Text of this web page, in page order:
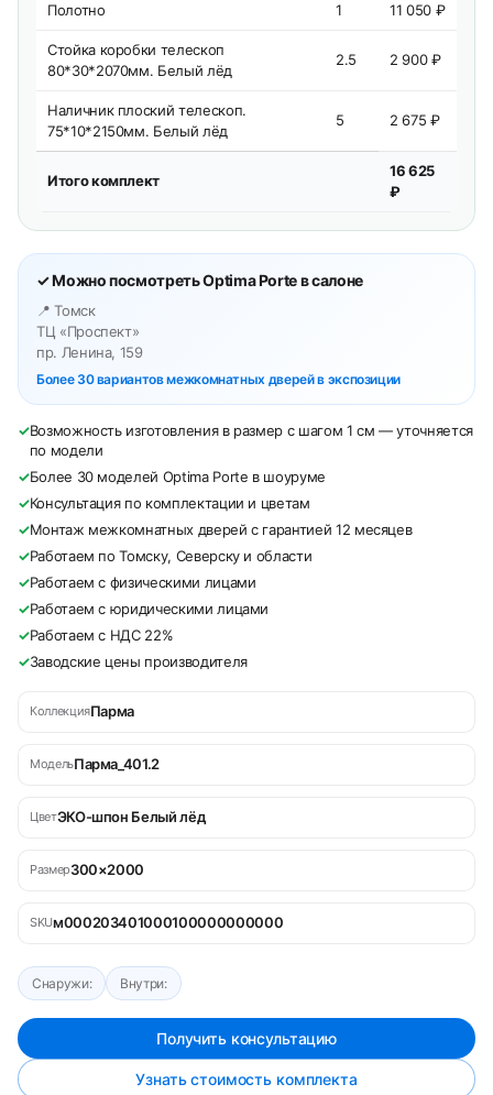
Полотно 1 11 050 ₽
Стойка коробки телескоп
80*30*2070мм. Белый лёд
2.5 2 900 ₽
Наличник плоский телескоп.
75*10*2150мм. Белый лёд
5 2 675 ₽
Итого комплект
16 625
₽
✓ Можно посмотреть Optima Porte в салоне
📍 Томск
ТЦ «Проспект»
пр. Ленина, 159
Более 30 вариантов межкомнатных дверей в экспозиции
✓Возможность изготовления в размер с шагом 1 см — уточняется
по модели
✓Более 30 моделей Optima Porte в шоуруме
✓Консультация по комплектации и цветам
✓Монтаж межкомнатных дверей с гарантией 12 месяцев
✓Работаем по Томску, Северску и области
✓Работаем с физическими лицами
✓Работаем с юридическими лицами
✓Работаем с НДС 22%
✓Заводские цены производителя
КоллекцияПарма
МодельПарма_401.2
ЦветЭКО-шпон Белый лёд
Размер300×2000
SKUм000203401000100000000000
Снаружи: Внутри:
Получить консультацию
Узнать стоимость комплекта